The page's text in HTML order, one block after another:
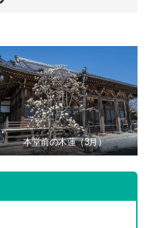
本堂前の木蓮（3月）